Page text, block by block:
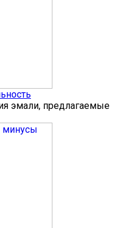
эмали, предлагаемые